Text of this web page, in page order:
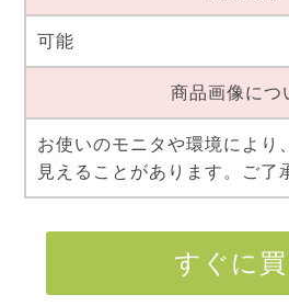
可能
商品画像につ
お使いのモニタや環境により
見えることがあります。ご了
すぐに買